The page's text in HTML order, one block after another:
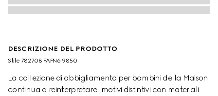
DESCRIZIONE DEL PRODOTTO
Stile ‎782708 FAFN6 9850
La collezione di abbigliamento per bambini della Maison
continua a reinterpretare i motivi distintivi con materiali